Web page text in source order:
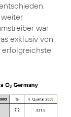
war
exklusiv von
erfolgreichste